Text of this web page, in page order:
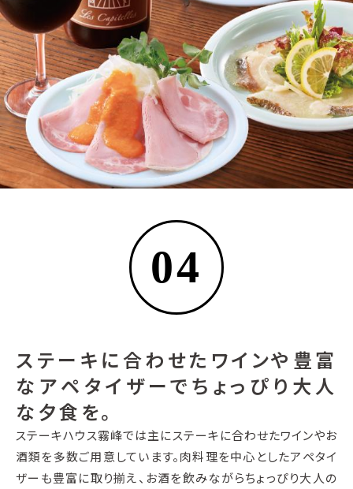
04
ステーキに合わせたワインや豊富
なアペタイザーでちょっぴり大人
な夕食を。
ステーキハウス霧峰では主にステーキに合わせたワインやお
酒類を多数ご用意しています。肉料理を中心としたアペタイ
ザーも豊富に取り揃え、お酒を飲みながらちょっぴり大人の